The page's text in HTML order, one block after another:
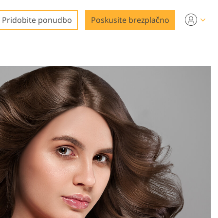
Pridobite ponudbo Poskusite brezplačno